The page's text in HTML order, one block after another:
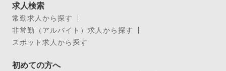
求人検索
常勤求人から探す
非常勤（アルバイト）求人から探す
スポット求人から探す
初めての方へ